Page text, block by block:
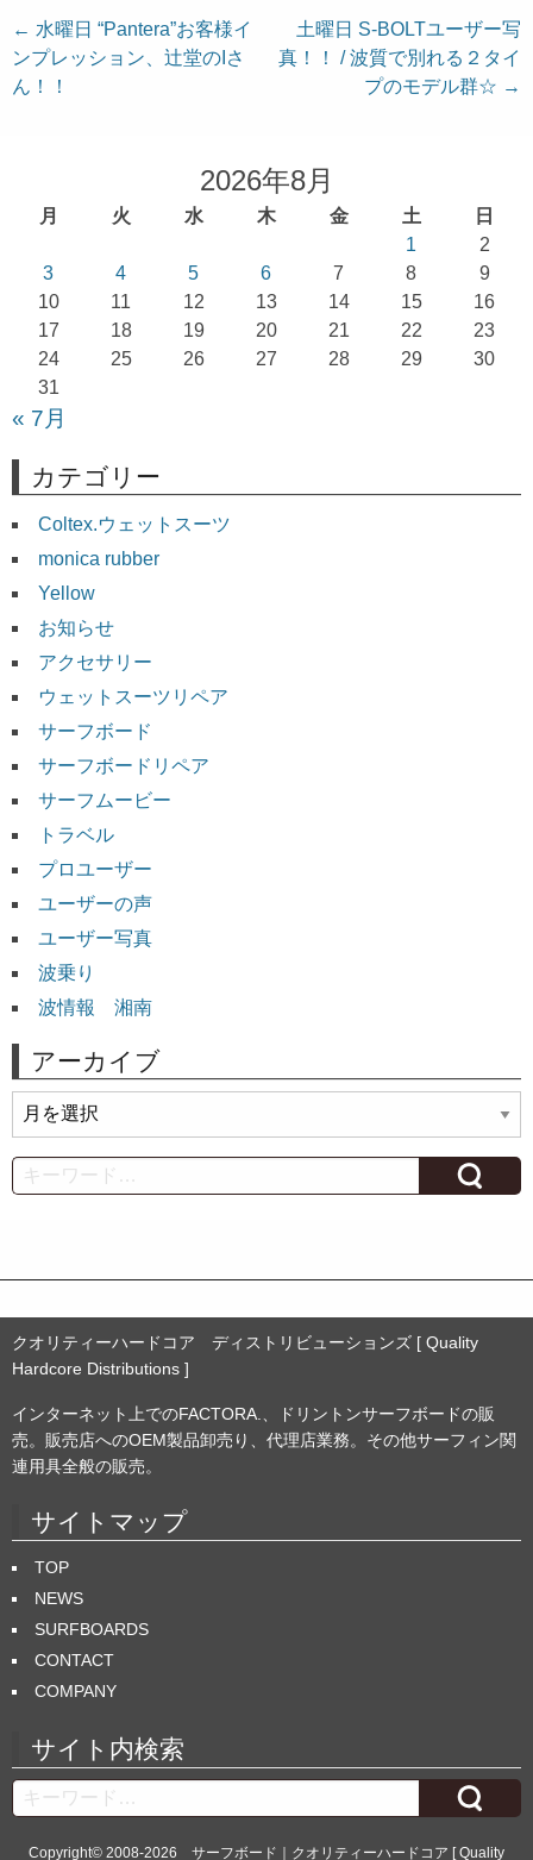
投
稿
ナ
← 水曜日 “Pantera”お客様イ
ンプレッション、辻堂のIさ
ん！！
土曜日 S-BOLTユーザー写
真！！ / 波質で別れる２タイ
プのモデル群☆ →
2026年8月
月 火 水 木 金 土
日
1
2
3
4 5 6 7 8
9
10
11 12 13 14 15
16
17
18 19 20 21 22
23
24
25 26 27 28 29
30
31
« 7月
カテゴリー
Coltex.ウェットスーツ
monica rubber
Yellow
お知らせ
アクセサリー
ウェットスーツリペア
サーフボード
サーフボードリペア
サーフムービー
トラベル
プロユーザー
ユーザーの声
ユーザー写真
波乗り
波情報 湘南
アーカイブ
ー
カ
イ
Search
クオリティーハードコア ディストリビューションズ [ Quality
Hardcore Distributions ]
インターネット上でのFACTORA.、ドリントンサーフボードの販
売。販売店へのOEM製品卸売り、代理店業務。その他サーフィン関
連用具全般の販売。
サイトマップ
TOP
NEWS
SURFBOARDS
CONTACT
COMPANY
サイト内検索
Search
Copyright© 2008-2026 サーフボード｜クオリティーハードコア [ Quality